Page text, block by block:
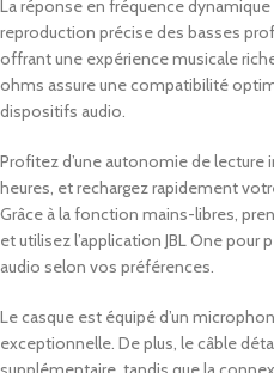
La réponse en fréquence
reproduction précise des basses
offrant une expérience musicale
ohms assure une compatibilité
dispositifs audio.
Profitez d’une autonomie de lecture
heures, et rechargez rapidement
Grâce à la fonction mains-libres,
et utilisez l’application JBL One
audio selon vos préférences.
Le casque est équipé d’un
exceptionnelle. De plus, le câble